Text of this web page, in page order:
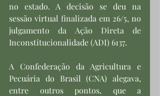
no estado. A decisão se deu na
sessão virtual finalizada em 26/5, no
julgamento da Ação Direta de
Inconstitucionalidade (ADI) 6137.
A Confederação da Agricultura e
Pecuária do Brasil (CNA) alegava,
entre outros pontos, que a